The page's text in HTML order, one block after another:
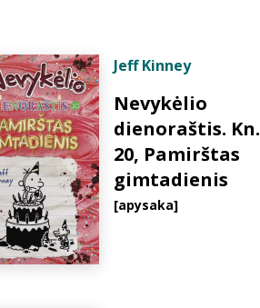
Jeff Kinney
Nevykėlio
dienoraštis. Kn.
20, Pamirštas
gimtadienis
[apysaka]